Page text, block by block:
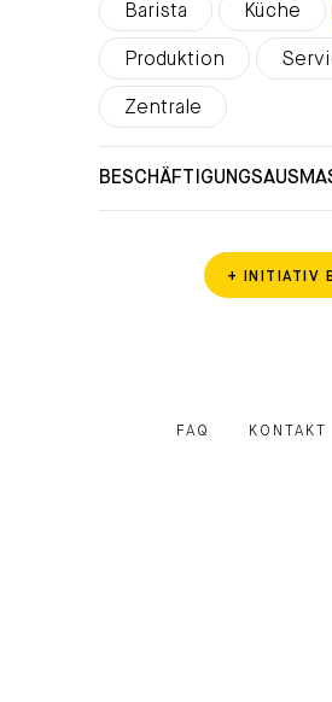
Barista Küche
Produktion
Zentrale
+ INITIATIV
FAQ KONTAKT